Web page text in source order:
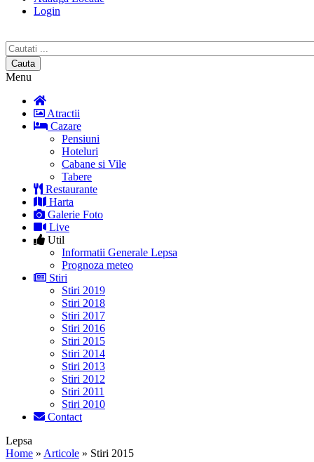
Login
Menu
Atractii
Cazare
Pensiuni
Hoteluri
Cabane si Vile
Tabere
Restaurante
Harta
Galerie Foto
Live
Util
Informatii Generale Lepsa
Prognoza meteo
Stiri
Stiri 2019
Stiri 2018
Stiri 2017
Stiri 2016
Stiri 2015
Stiri 2014
Stiri 2013
Stiri 2012
Stiri 2011
Stiri 2010
Contact
Lepsa
Home » Articole » Stiri 2015